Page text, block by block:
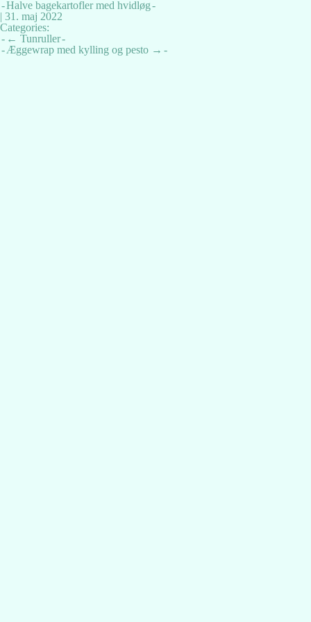
Halve bagekartofler med hvidløg
| 31. maj 2022
Categories:
Indlægsnavigation
← Tunruller
Æggewrap med kylling og pesto →